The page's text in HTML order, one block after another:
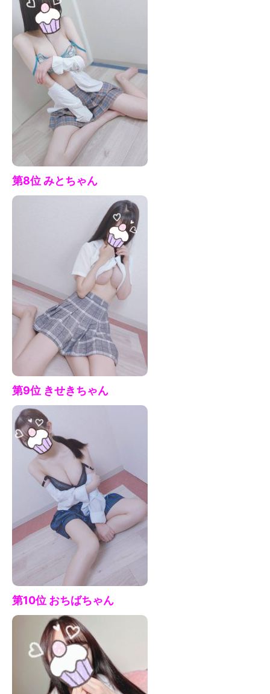
第8位 みとちゃん
第9位 きせきちゃん
第10位 おちばちゃん